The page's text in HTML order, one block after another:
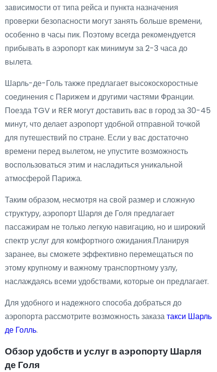
зависимости от типа рейса и пункта назначения
проверки безопасности могут занять больше времени,
особенно в часы пик. Поэтому всегда рекомендуется
прибывать в аэропорт как минимум за 2-3 часа до
вылета.
Шарль-де-Голь также предлагает высокоскоростные
соединения с Парижем и другими частями Франции.
Поезда TGV и RER могут доставить вас в город за 30-45
минут, что делает аэропорт удобной отправной точкой
для путешествий по стране. Если у вас достаточно
времени перед вылетом, не упустите возможность
воспользоваться этим и насладиться уникальной
атмосферой Парижа.
Таким образом, несмотря на свой размер и сложную
структуру, аэропорт Шарля де Голя предлагает
пассажирам не только легкую навигацию, но и широкий
спектр услуг для комфортного ожидания.Планируя
заранее, вы сможете эффективно перемещаться по
этому крупному и важному транспортному узлу,
наслаждаясь всеми удобствами, которые он предлагает.
Для удобного и надежного способа добраться до
аэропорта рассмотрите возможность заказатакси Шарль
де Голль.
Обзор удобств и услуг в аэропорту Шарля
де Голя